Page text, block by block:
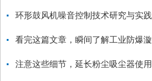
环形鼓风机噪音控制技术研究与实践